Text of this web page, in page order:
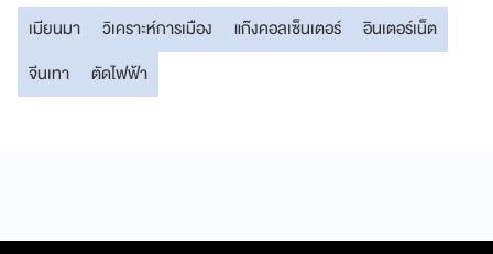
เมียนมา วิเคราะห์การเมือง แก๊งคอลเซ็นเตอร์
อินเตอร์เน็ต
จีนเทา
ตัดไฟฟ้า